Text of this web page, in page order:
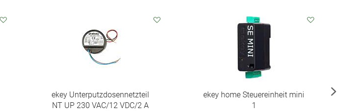
ekey Unterputzdosennetzteil
NT UP 230 VAC/12 VDC/2 A
ekey home Steuereinheit mini
1